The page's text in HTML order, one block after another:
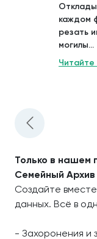
каждом
резать
могилы...
Читайте
Только в нашем
Семейный Архив
Создайте
данных. Всё в
- Захоронения и